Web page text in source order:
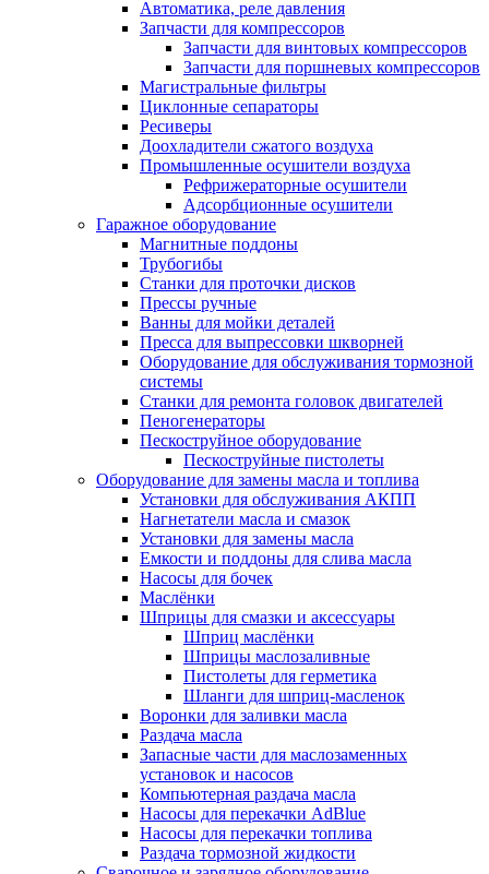
Автоматика, реле давления
Запчасти для компрессоров
Запчасти для винтовых компрессоров
Запчасти для поршневых компрессоров
Магистральные фильтры
Циклонные сепараторы
Ресиверы
Доохладители сжатого воздуха
Промышленные осушители воздуха
Рефрижераторные осушители
Адсорбционные осушители
Гаражное оборудование
Магнитные поддоны
Трубогибы
Станки для проточки дисков
Прессы ручные
Ванны для мойки деталей
Пресса для выпрессовки шкворней
Оборудование для обслуживания тормозной
системы
Станки для ремонта головок двигателей
Пеногенераторы
Пескоструйное оборудование
Пескоструйные пистолеты
Оборудование для замены масла и топлива
Установки для обслуживания АКПП
Нагнетатели масла и смазок
Установки для замены масла
Емкости и поддоны для слива масла
Насосы для бочек
Маслёнки
Шприцы для смазки и аксессуары
Шприц маслёнки
Шприцы маслозаливные
Пистолеты для герметика
Шланги для шприц-масленок
Воронки для заливки масла
Раздача масла
Запасные части для маслозаменных
установок и насосов
Компьютерная раздача масла
Насосы для перекачки AdBlue
Насосы для перекачки топлива
Раздача тормозной жидкости